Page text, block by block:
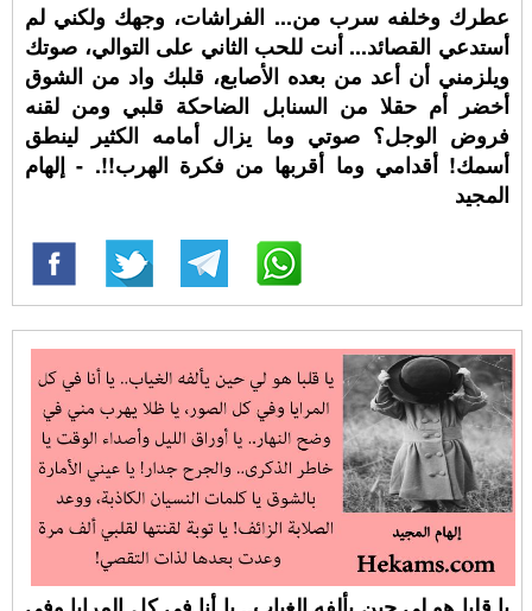
عطرك وخلفه سرب من... الفراشات، وجهك ولكني لم
أستدعي القصائد... أنت للحب الثاني على التوالي، صوتك
ويلزمني أن أعد من بعده الأصابع، قلبك واد من الشوق
أخضر أم حقلا من السنابل الضاحكة قلبي ومن لقنه
فروض الوجل؟ صوتي وما يزال أمامه الكثير لينطق
أسمك! أقدامي وما أقربها من فكرة الهرب!!. - إلهام
المجيد